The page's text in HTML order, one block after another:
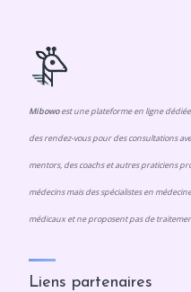
Mibowoest une plateforme en ligne
des rendez-vous pour des consultations
mentors, des coachs et autres praticiens
médecins mais des spécialistes en
médicaux et ne proposent pas de
Liens partenaires